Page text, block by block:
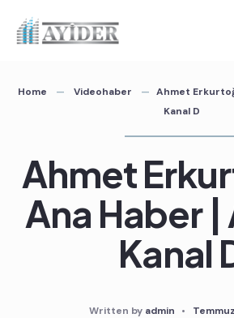
Skip
to
Home Videohaber
Ahmet
Kanal D
Ahmet
Ana Haber |
Kanal
Written by admin •